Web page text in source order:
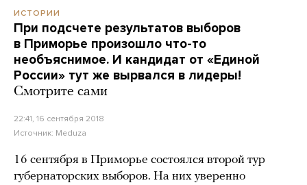
ИСТОРИИ
При подсчете результатов выборов
в Приморье произошло что-то
необъяснимое. И кандидат от «Единой
России» тут же вырвался в лидеры!
Смотрите сами
22:41, 16 сентября 2018
Источник: Meduza
16 сентября в Приморье состоялся второй тур
губернаторских выборов. На них уверенно